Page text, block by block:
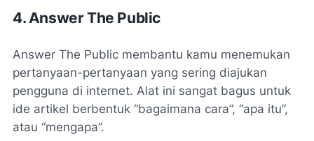
4. Answer The Public
Answer The Public membantu kamu menemukan
pertanyaan-pertanyaan yang sering diajukan
pengguna di internet. Alat ini sangat bagus untuk
ide artikel berbentuk “bagaimana cara”, “apa itu”,
atau “mengapa”.